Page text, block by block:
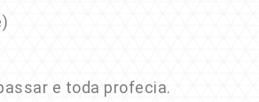
e toda profecia.